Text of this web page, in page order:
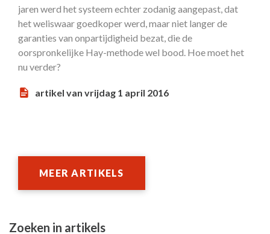
jaren werd het systeem echter zodanig aangepast, dat
het weliswaar goedkoper werd, maar niet langer de
garanties van onpartijdigheid bezat, die de
oorspronkelijke Hay-methode wel bood. Hoe moet het
nu verder?
artikel van vrijdag 1 april 2016
MEER ARTIKELS
Zoeken in artikels